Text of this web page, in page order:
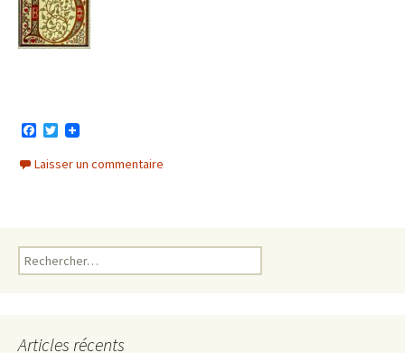
c
e
T
i
t
Laisser un commentaire
Rechercher :
Articles récents